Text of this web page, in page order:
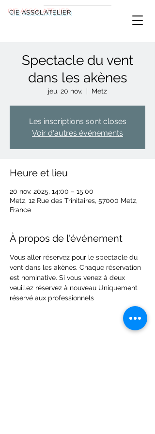
CIE ASSOLATELIER
Spectacle du vent
dans les akènes
jeu. 20 nov.
  |
Metz
Les inscriptions sont closes
Voir d'autres événements
Heure et lieu
20 nov. 2025, 14:00 – 15:00
Metz, 12 Rue des Trinitaires, 57000 Metz,
France
À propos de l'événement
Vous aller réservez pour le spectacle du
vent dans les akènes. Chaque réservation
est nominative. Si vous venez à deux
veuillez réservez à nouveau Uniquement
réservé aux professionnels